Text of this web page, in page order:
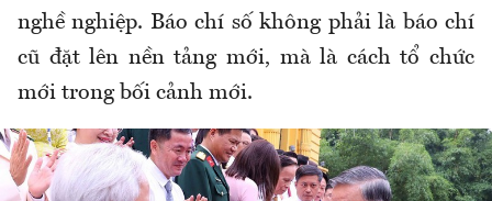
nghề nghiệp. Báo chí số không phải là báo chí
cũ đặt lên nền tảng mới, mà là cách tổ chức
mới trong bối cảnh mới.